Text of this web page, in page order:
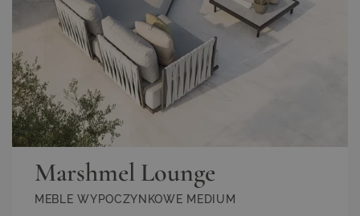
Marshmel Lounge
MEBLE WYPOCZYNKOWE MEDIUM